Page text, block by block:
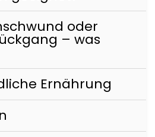
oder
– was
Ernährung